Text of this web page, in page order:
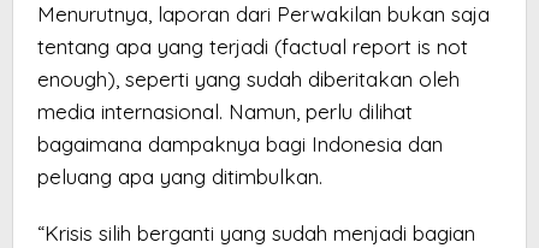
Menurutnya, laporan dari Perwakilan bukan saja
tentang apa yang terjadi (factual report is not
enough), seperti yang sudah diberitakan oleh
media internasional. Namun, perlu dilihat
bagaimana dampaknya bagi Indonesia dan
peluang apa yang ditimbulkan.
“Krisis silih berganti yang sudah menjadi bagian